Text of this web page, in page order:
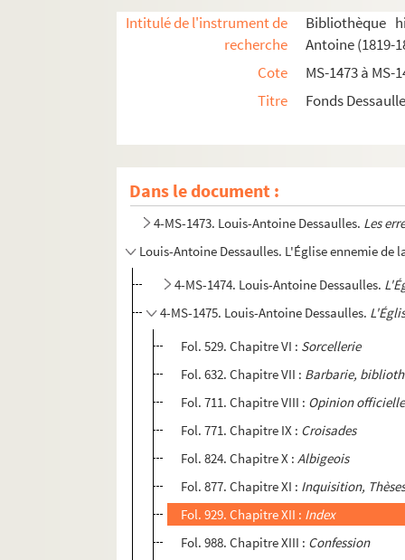
Intitulé de l'instrument de
recherche
Bibliothèque
Antoine (1819-
Cote
MS-1473 à MS-
Titre
Fonds
Dans le document :
4-MS-1473. Louis-Antoine Dessaulles. Les
Louis-Antoine Dessaulles. L'Église ennemie de
4-MS-1474. Louis-Antoine Dessaulles.
4-MS-1475. Louis-Antoine Dessaulles.
Fol. 529. Chapitre VI : Sorcellerie
Fol. 632. Chapitre VII : Barbarie,
Fol. 711. Chapitre VIII : Opinion
Fol. 771. Chapitre IX : Croisades
Fol. 824. Chapitre X :Albigeois
Fol. 877. Chapitre XI : Inquisition,
Fol. 929. Chapitre XII : Index
Fol. 988. Chapitre XIII : Confession